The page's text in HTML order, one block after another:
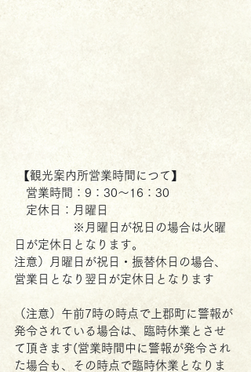
【観光案内所営業時間につて】
営業時間：9：30～16：30
定休日：月曜日
※月曜日が祝日の場合は火曜
日が定休日となります。
注意）月曜日が祝日・振替休日の場合、
営業日となり翌日が定休日となります
（注意）午前7時の時点で上郡町に警報が
発令されている場合は、臨時休業とさせ
て頂きます(営業時間中に警報が発令され
た場合も、その時点で臨時休業となりま